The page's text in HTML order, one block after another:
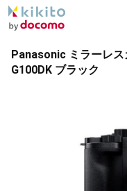
Panasonic ミラーレス
G100DK ブラック